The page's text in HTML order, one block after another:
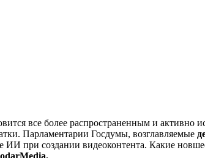
все более распространенным и активно
Парламентарии Госдумы, возглавляемые
ИИ при создании видеоконтента. Какие